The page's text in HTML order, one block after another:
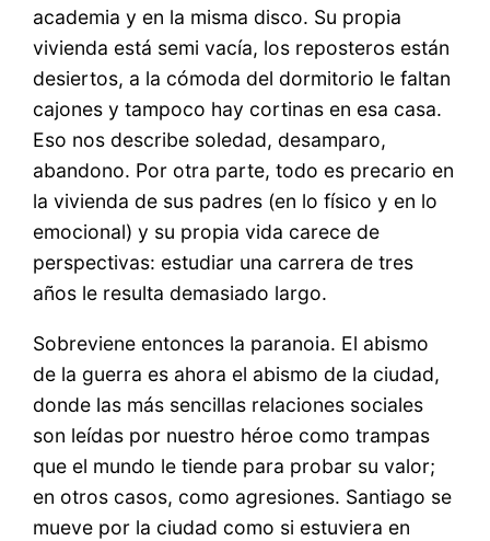
academia y en la misma disco. Su propia
vivienda está semi vacía, los reposteros están
desiertos, a la cómoda del dormitorio le faltan
cajones y tampoco hay cortinas en esa casa.
Eso nos describe soledad, desamparo,
abandono. Por otra parte, todo es precario en
la vivienda de sus padres (en lo físico y en lo
emocional) y su propia vida carece de
perspectivas: estudiar una carrera de tres
años le resulta demasiado largo.
Sobreviene entonces la paranoia. El abismo
de la guerra es ahora el abismo de la ciudad,
donde las más sencillas relaciones sociales
son leídas por nuestro héroe como trampas
que el mundo le tiende para probar su valor;
en otros casos, como agresiones. Santiago se
mueve por la ciudad como si estuviera en